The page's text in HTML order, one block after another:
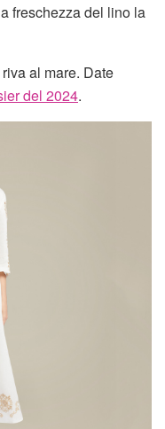
freschezza del lino la
al mare. Date
del 2024.